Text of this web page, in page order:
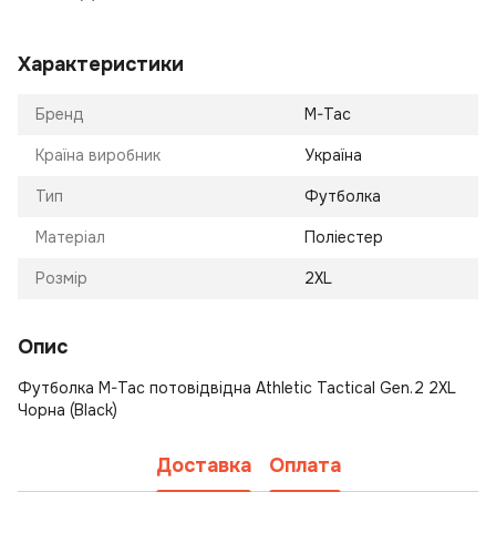
Характеристики
Бренд M-Tac
Країна виробник Україна
Тип Футболка
Матеріал Поліестер
Розмір 2XL
Опис
Футболка M-Tac потовідвідна Athletic Tactical Gen.2 2XL
Чорна (Black)
Доставка Оплата